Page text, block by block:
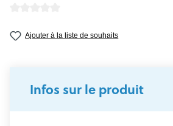
Ajouter à la liste de souhaits
Infos sur le produit